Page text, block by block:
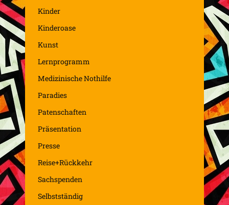
Kinder
Kinderoase
Kunst
Lernprogramm
Medizinische Nothilfe
Paradies
Patenschaften
Präsentation
Presse
Reise+Rückkehr
Sachspenden
Selbstständig